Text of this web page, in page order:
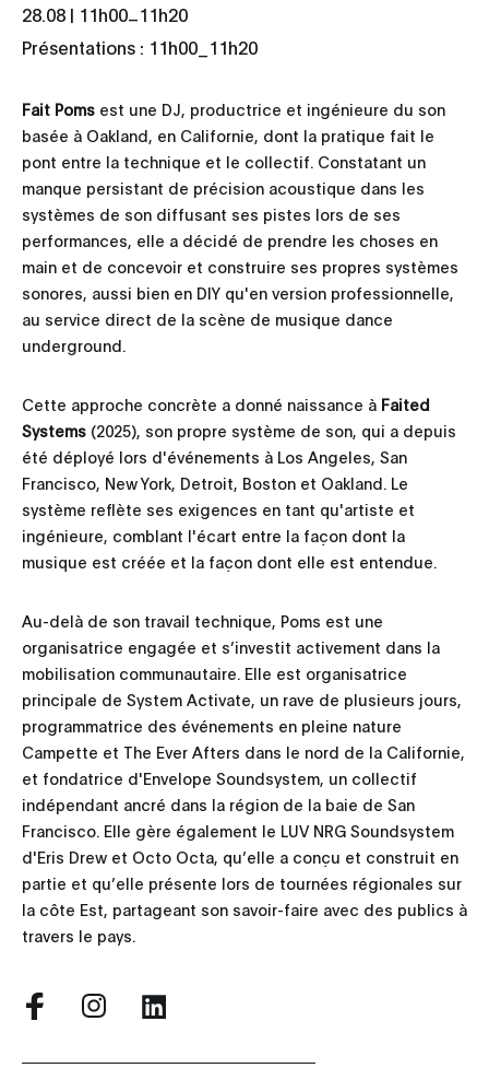
28.08 | 11h00 11h20
Présentations : 11h00_11h20
Fait Poms est une DJ, productrice et ingénieure du son
basée à Oakland, en Californie, dont la pratique fait le
pont entre la technique et le collectif. Constatant un
manque persistant de précision acoustique dans les
systèmes de son diffusant ses pistes lors de ses
performances, elle a décidé de prendre les choses en
main et de concevoir et construire ses propres systèmes
sonores, aussi bien en DIY qu'en version professionnelle,
au service direct de la scène de musique dance
underground.
Cette approche concrète a donné naissance à Faited
Systems (2025), son propre système de son, qui a depuis
été déployé lors d'événements à Los Angeles, San
Francisco, New York, Detroit, Boston et Oakland. Le
système reflète ses exigences en tant qu'artiste et
ingénieure, comblant l'écart entre la façon dont la
musique est créée et la façon dont elle est entendue.
Au-delà de son travail technique, Poms est une
organisatrice engagée et s’investit activement dans la
mobilisation communautaire. Elle est organisatrice
principale de System Activate, un rave de plusieurs jours,
programmatrice des événements en pleine nature
Campette et The Ever Afters dans le nord de la Californie,
et fondatrice d'Envelope Soundsystem, un collectif
indépendant ancré dans la région de la baie de San
Francisco. Elle gère également le LUV NRG Soundsystem
d'Eris Drew et Octo Octa, qu’elle a conçu et construit en
partie et qu’elle présente lors de tournées régionales sur
la côte Est, partageant son savoir-faire avec des publics à
travers le pays.